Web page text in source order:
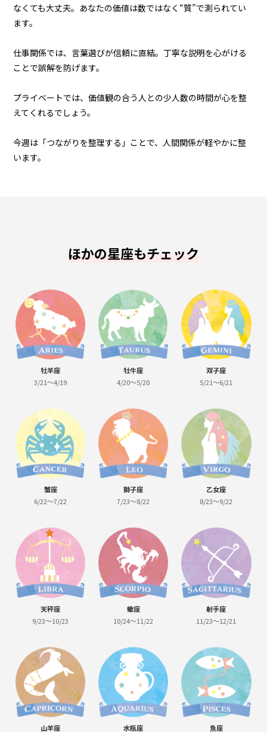
なくても大丈夫。あなたの価値は数ではなく“質”で測られてい
ます。
仕事関係では、言葉選びが信頼に直結。丁寧な説明を心がける
ことで誤解を防げます。
プライベートでは、価値観の合う人との少人数の時間が心を整
えてくれるでしょう。
今週は「つながりを整理する」ことで、人間関係が軽やかに整
います。
ほかの星座もチェック
牡羊座
3/21～4/19
牡牛座
4/20～5/20
双子座
5/21～6/21
蟹座
6/22～7/22
獅子座
7/23～8/22
乙女座
8/23～9/22
天秤座
9/23～10/23
蠍座
10/24～11/22
射手座
11/23～12/21
山羊座 水瓶座 魚座